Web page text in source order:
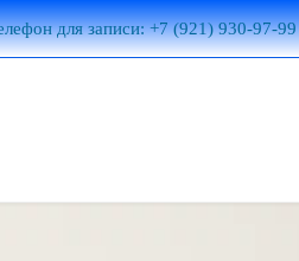
для записи: +7 (921) 930-97-99